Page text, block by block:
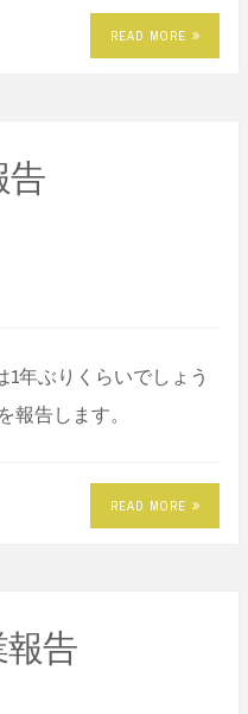
READ MORE
告
年ぶりくらいでしょう
報告します。
READ MORE
報告